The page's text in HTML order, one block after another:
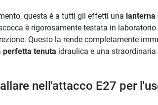
questa è a tutti gli effetti una
è rigorosamente testata in
Questo la rende completamente
perfetta tenuta idraulica e una straordinaria
nell'attacco E27 per